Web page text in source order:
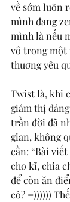
về sớm luôn
mình đang
mình là nếu
vô trong một
thương yêu
Twist là, khi
giám thị
trần đời đã
gian, không
cần: “Bài
cho kĩ, chia
để còn ăn
cô? =))))))